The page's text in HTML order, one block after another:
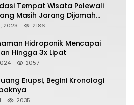
Tempat Wisata Polewali
Masih Jarang Dijamah
2023 2186
Hidroponik Mencapai
Hingga 3x Lipat
2057
Erupsi, Begini Kronologi
2035